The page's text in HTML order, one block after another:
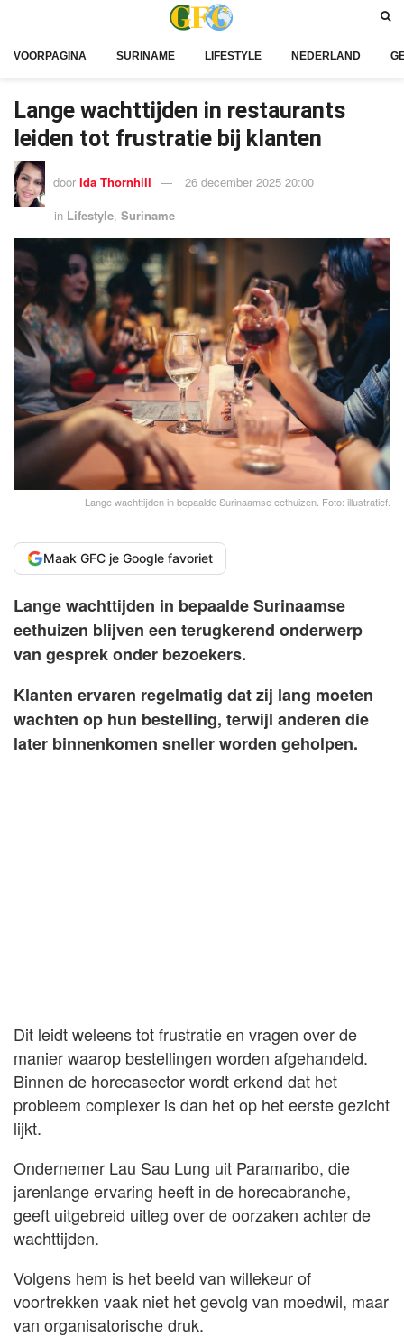
VOORPAGINA SURINAME LIFESTYLE NEDERLAND
Lange wachttijden in restaurants
leiden tot frustratie bij klanten
door Ida Thornhill
26 december 2025 20:00
in Lifestyle, Suriname
Lange wachttijden in bepaalde Surinaamse eethuizen. Foto: illustratief.
Maak GFC je Google favoriet
Lange wachttijden in bepaalde Surinaamse
eethuizen blijven een terugkerend onderwerp
van gesprek onder bezoekers.
Klanten ervaren regelmatig dat zij lang moeten
wachten op hun bestelling, terwijl anderen die
later binnenkomen sneller worden geholpen.
Dit leidt weleens tot frustratie en vragen over de
manier waarop bestellingen worden afgehandeld.
Binnen de horecasector wordt erkend dat het
probleem complexer is dan het op het eerste gezicht
lijkt.
Ondernemer Lau Sau Lung uit Paramaribo, die
jarenlange ervaring heeft in de horecabranche,
geeft uitgebreid uitleg over de oorzaken achter de
wachttijden.
Volgens hem is het beeld van willekeur of
voortrekken vaak niet het gevolg van moedwil, maar
van organisatorische druk.